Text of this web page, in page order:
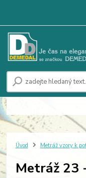
Úvod Metráž vzory k
Metráž 23